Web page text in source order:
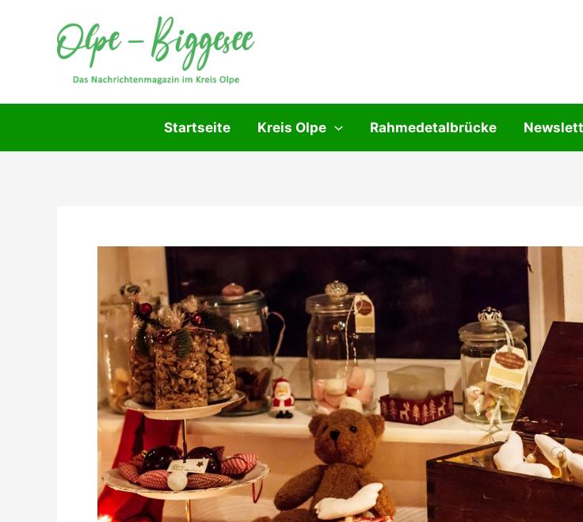
Startseite Kreis Olpe Rahmedetalbrücke